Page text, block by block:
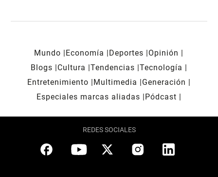
Mundo Economía Deportes
Opinión
Blogs
Cultura Tendencias Tecnología
Entretenimiento
Multimedia
Generación
Especiales marcas aliadas
Pódcast
REDES SOCIALES